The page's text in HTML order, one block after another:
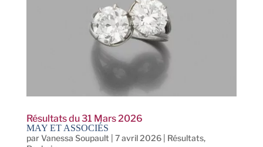
Résultats du 31 Mars 2026
MAY ET ASSOCIÉS
parVanessa Soupault 7 avril 2026| Résultats,